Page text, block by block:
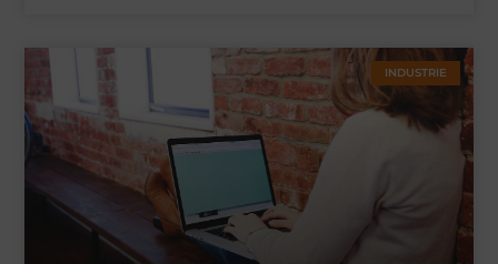
INDUSTRIE